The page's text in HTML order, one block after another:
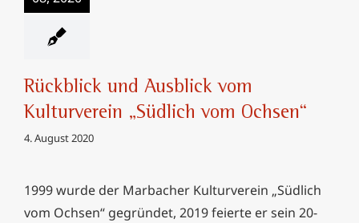
Rückblick und Ausblick vom
Kulturverein „Südlich vom Ochsen“
4. August 2020
1999 wurde der Marbacher Kulturverein „Südlich
vom Ochsen“ gegründet, 2019 feierte er sein 20-